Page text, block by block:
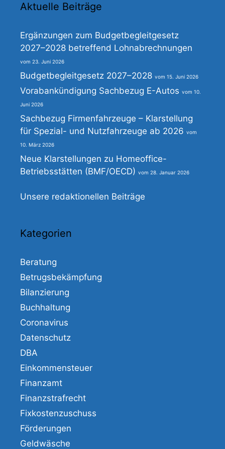
Aktuelle Beiträge
Ergänzungen zum Budgetbegleitgesetz
2027–2028 betreffend Lohnabrechnungen
23. Juni 2026
Budgetbegleitgesetz 2027–2028 15. Juni 2026
Vorabankündigung Sachbezug E-Autos 10.
Juni 2026
Sachbezug Firmenfahrzeuge – Klarstellung
für Spezial- und Nutzfahrzeuge ab 2026
10. März 2026
Neue Klarstellungen zu Homeoffice-
Betriebsstätten (BMF/OECD)
28. Januar 2026
Unsere redaktionellen Beiträge
Kategorien
Beratung
Betrugsbekämpfung
Bilanzierung
Buchhaltung
Coronavirus
Datenschutz
DBA
Einkommensteuer
Finanzamt
Finanzstrafrecht
Fixkostenzuschuss
Förderungen
Geldwäsche